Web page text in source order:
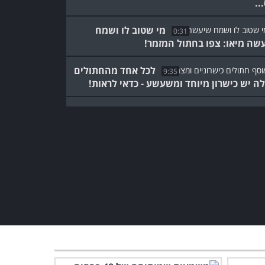
0:31
מי שטוב לו ושמח
מיאו: צפו בחתול המזמר!
9:35
לכל אחד מהחתולים
יש כישרון מיוחד ומשעשע - כדאי לראות!
הפסקה של
3:46
קר בחוץ חם בלב: החיות
חיוך על הפנים